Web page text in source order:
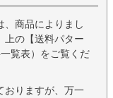
商品によりまし
上の【送料パター
覧表）をご覧くだ
おりますが、万一